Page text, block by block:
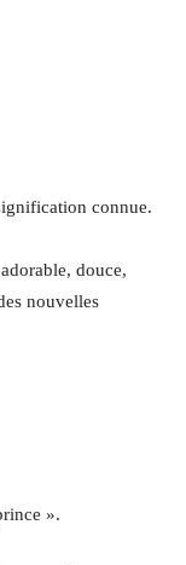
connue.
douce,
nouvelles
».